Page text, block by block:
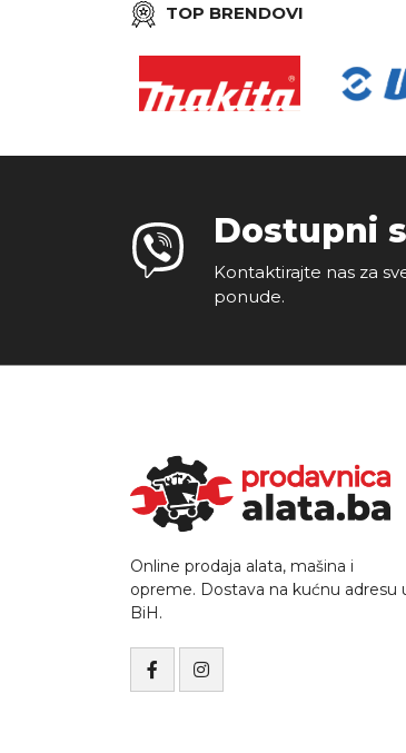
TOP BRENDOVI
Dostupni
Kontaktirajte nas za
ponude.
Online prodaja alata, mašina i
opreme. Dostava na kućnu adresu
BiH.